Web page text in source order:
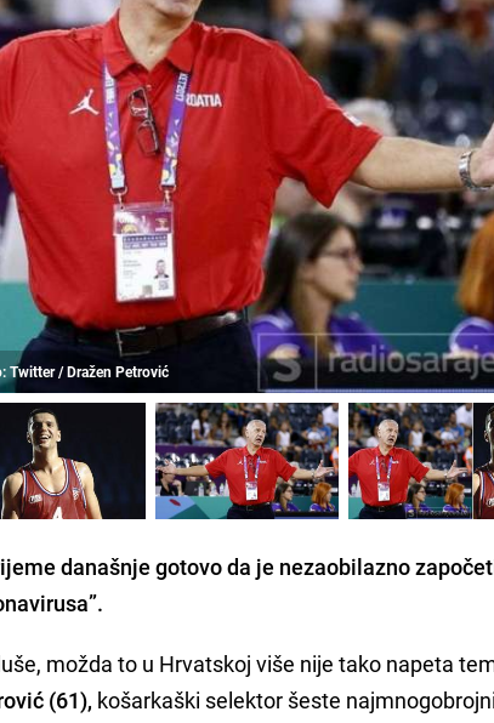
Twitter / Dražen Petrović
današnje gotovo da je nezaobilazno
možda to u Hrvatskoj više nije tako napeta
(61), košarkaški selektor šeste